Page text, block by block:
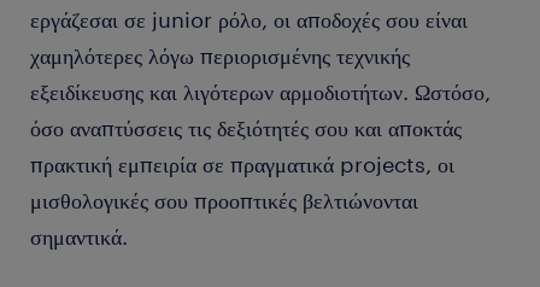
εργάζεσαι σε junior ρόλο, οι αποδοχές σου είναι
χαμηλότερες λόγω περιορισμένης τεχνικής
εξειδίκευσης και λιγότερων αρμοδιοτήτων. Ωστόσο,
όσο αναπτύσσεις τις δεξιότητές σου και αποκτάς
πρακτική εμπειρία σε πραγματικά projects, οι
μισθολογικές σου προοπτικές βελτιώνονται
σημαντικά.